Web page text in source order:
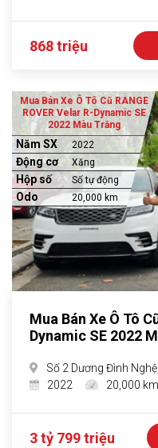
868 triệu
Mua Bán Xe Ô Tô Cũ RANGE
ROVER Velar R-Dynamic SE
2022 Màu Trắng
Năm SX 2022
Động cơ Xăng
Hộp số Số tự động
Odo 20,000 km
Mua Bán Xe Ô Tô
Dynamic SE 2022
Số 2 Dương Đình
2022
20,000 km
3 tỷ 799 triệu